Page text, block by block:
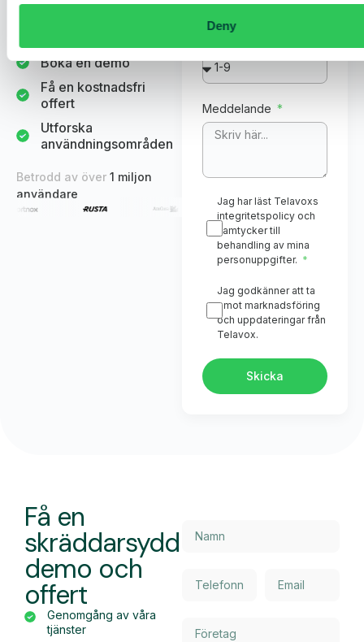
Deny
guidar dig genom en demo
skräddarsydd offert.
Boka en demo
Få en kostnadsfri
offert
Utforska
användningsområden
Betrodd av över 1 miljon
användare
Meddelande
Jag har läst Telavoxs
integritetspolicy och
samtycker till
behandling av mina
personuppgifter.
Jag godkänner att ta
emot marknadsföring
och uppdateringar från
Telavox.
Skicka
Få en
skräddarsydd
demo och
offert
Genomgång av våra
tjänster